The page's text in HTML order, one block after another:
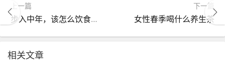
上一篇
步入中年，该怎么饮食养生？推荐三种美食
下一篇
女性春季喝什么养生茶
相关文章